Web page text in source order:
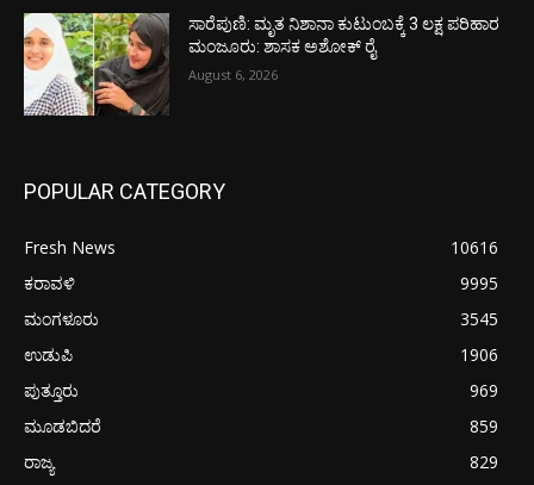
ಸಾರೆಪುಣಿ: ಮೃತ ನಿಶಾನಾ ಕುಟುಂಬಕ್ಕೆ 3 ಲಕ್ಷ ಪರಿಹಾರ
ಮಂಜೂರು: ಶಾಸಕ ಅಶೋಕ್ ರೈ
August 6, 2026
POPULAR CATEGORY
Fresh News
10616
ಕರಾವಳಿ
9995
ಮಂಗಳೂರು
3545
ಉಡುಪಿ
1906
ಪುತ್ತೂರು
969
ಮೂಡಬಿದರೆ
859
ರಾಜ್ಯ
829